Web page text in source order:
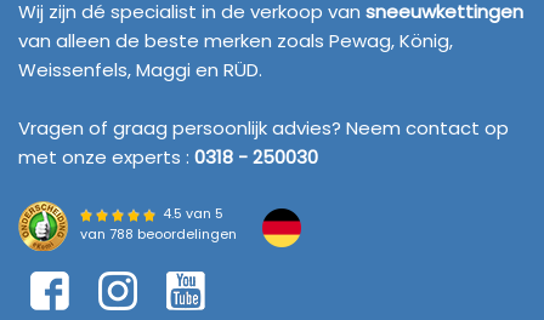
Wij zijn dé specialist in de verkoop van sneeuwkettingen
van alleen de beste merken zoals Pewag, König,
Weissenfels, Maggi en RÜD.
Vragen of graag persoonlijk advies? Neem contact op
met onze experts : 0318 - 250030
4.5 van 5
van 788 beoordelingen